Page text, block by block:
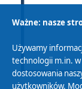
Ważne: nasze
Używamy
technologii m.in. w
dostosowania
użytkowników.